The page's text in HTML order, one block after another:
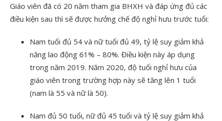
Giáo viên đã có 20 năm tham gia BHXH và đáp ứng đủ các
điều kiện sau thì sẽ được hưởng chế độ nghỉ hưu trước tuổi:
Nam tuổi đủ 54 và nữ tuổi đủ 49, tỷ lệ suy giảm khả
năng lao động 61% – 80%. Điều kiện này áp dụng
trong năm 2019. Năm 2020, độ tuổi nghỉ hưu của
giáo viên trong trường hợp này sẽ tăng lên 1 tuổi
(nam là 55 và nữ là 50).
Nam đủ 50 tuổi, nữ đủ 45 tuổi và tỷ lệ suy giảm khả